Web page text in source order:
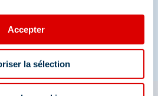
Accepter
la sélection